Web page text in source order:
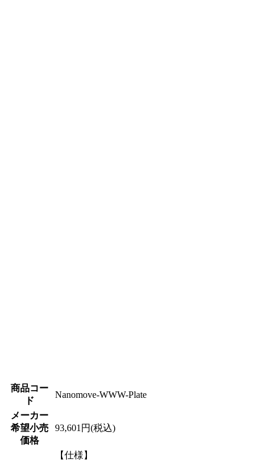
商品コー
ド
Nanomove-WWW-Plate
メーカー
希望小売
価格
93,601円(税込)
【仕様】